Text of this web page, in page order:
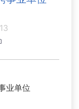
业单位